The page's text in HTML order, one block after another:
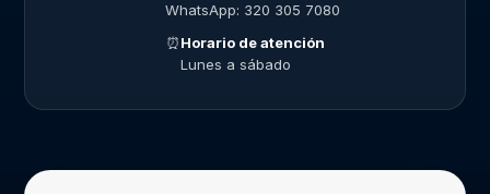
WhatsApp: 320 305 7080
⏰Horario de atención
Lunes a sábado